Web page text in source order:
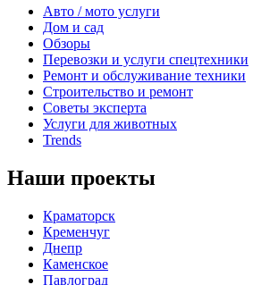
Авто / мото услуги
Дом и сад
Обзоры
Перевозки и услуги спецтехники
Ремонт и обслуживание техники
Строительство и ремонт
Советы эксперта
Услуги для животных
Trends
Наши проекты
Краматорск
Кременчуг
Днепр
Каменское
Павлоград